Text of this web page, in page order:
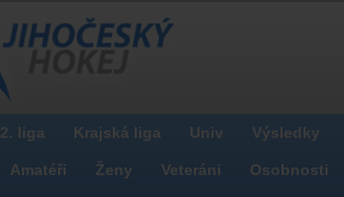
2. liga Krajská liga Univ Výsledky
Amatéři Ženy Veteráni Osobnosti